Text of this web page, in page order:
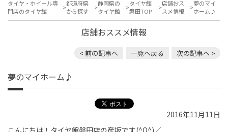
タイヤ・ホイール専
門店のタイヤ館
都道府県
から探す
静岡県の
タイヤ館
タイヤ館
磐田TOP
店舗おス
スメ情報
夢のマイ
ホーム♪
店舗おススメ情報
< 前の記事へ 一覧へ戻る 次の記事へ >
夢のマイホーム♪
2016年11月11日